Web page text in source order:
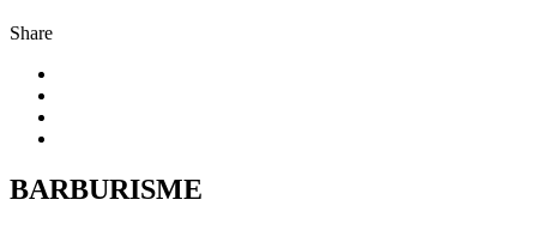
Share
BARBURISME